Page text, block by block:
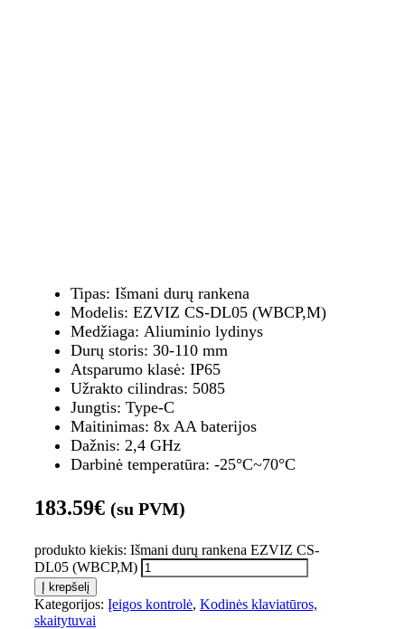
Tipas: Išmani durų rankena
Modelis: EZVIZ CS-DL05 (WBCP,M)
Medžiaga: Aliuminio lydinys
Durų storis: 30-110 mm
Atsparumo klasė: IP65
Užrakto cilindras: 5085
Jungtis: Type-C
Maitinimas: 8x AA baterijos
Dažnis: 2,4 GHz
Darbinė temperatūra: -25°C~70°C
183.59€ (su PVM)
produkto kiekis: Išmani durų rankena EZVIZ CS-
DL05 (WBCP,M)
Į krepšelį
Kategorijos: Įeigos kontrolė, Kodinės klaviatūros,
skaitytuvai